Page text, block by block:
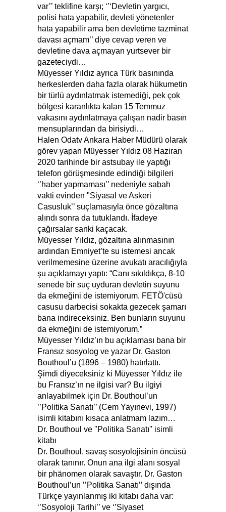
var’’ teklifine karşı; ‘’‘Devletin yargıcı,
polisi hata yapabilir, devleti yönetenler
hata yapabilir ama ben devletime tazminat
davası açmam’’ diye cevap veren ve
devletine dava açmayan yurtsever bir
gazeteciydi…
Müyesser Yıldız ayrıca Türk basınında
herkeslerden daha fazla olarak hükumetin
bir türlü aydınlatmak istemediği, pek çok
bölgesi karanlıkta kalan 15 Temmuz
vakasını aydınlatmaya çalışan nadir basın
mensuplarından da birisiydi…
Halen Odatv Ankara Haber Müdürü olarak
görev yapan Müyesser Yıldız 08 Haziran
2020 tarihinde bir astsubay ile yaptığı
telefon görüşmesinde edindiği bilgileri
‘’haber yapmaması’’ nedeniyle sabah
vakti evinden "Siyasal ve Askeri
Casusluk’’ suçlamasıyla önce gözaltına
alındı sonra da tutuklandı. İfadeye
çağırsalar sanki kaçacak.
Müyesser Yıldız, gözaltına alınmasının
ardından Emniyet’te su istemesi ancak
verilmemesine üzerine avukatı aracılığıyla
şu açıklamayı yaptı: “Canı sıkıldıkça, 8-10
senede bir suç uyduran devletin suyunu
da ekmeğini de istemiyorum. FETÖ'cüsü
casusu darbecisi sokakta gezecek şamarı
bana indireceksiniz. Ben bunların suyunu
da ekmeğini de istemiyorum.”
Müyesser Yıldız’ın bu açıklaması bana bir
Fransız sosyolog ve yazar Dr. Gaston
Bouthoul’u (1896 – 1980) hatırlattı.
Şimdi diyeceksiniz ki Müyesser Yıldız ile
bu Fransız’ın ne ilgisi var? Bu ilgiyi
anlayabilmek için Dr. Bouthoul’un
’’Politika Sanatı’’ (Cem Yayınevi, 1997)
isimli kitabını kısaca anlatmam lazım…
Dr. Bouthoul ve ''Politika Sanatı'' isimli
kitabı
Dr. Bouthoul, savaş sosyolojisinin öncüsü
olarak tanınır. Onun ana ilgi alanı sosyal
bir phänomen olarak savaştır. Dr. Gaston
Bouthoul’un ’’Politika Sanatı’’ dışında
Türkçe yayınlanmış iki kitabı daha var:
‘’Sosyoloji Tarihi’’ ve ‘’Siyaset